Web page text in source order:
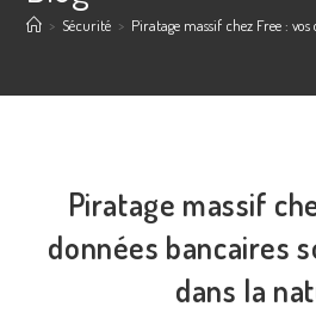
> Sécurité > Piratage massif chez Free :
Piratage massif
données bancaires
dans la